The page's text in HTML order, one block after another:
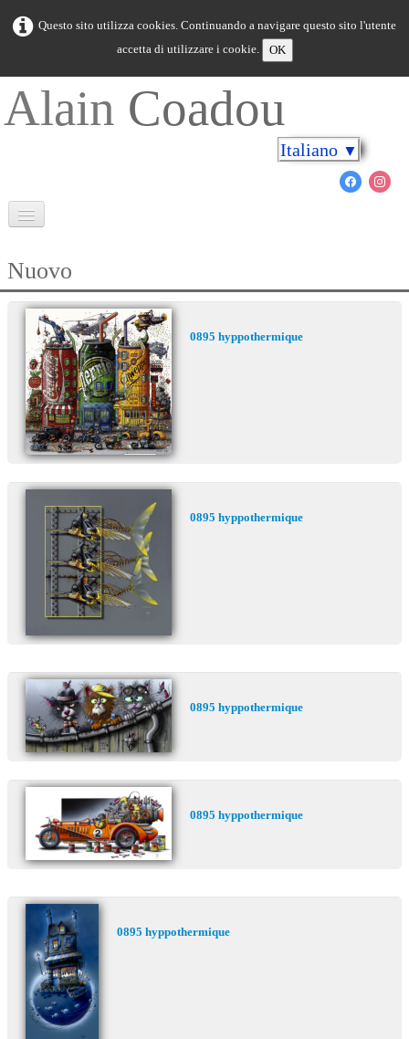
Questo sito utilizza cookies. Continuando a navigare questo sito l'utente
accetta di utilizzare i cookie.
OK
Alain Coadou
Italiano ▼
Bretagna in colori
Capo sulle rive
Il mondo marino
Nuovo
Commander
contatto galleria
Nuovo
0895 hyppothermique
0895 hyppothermique
0895 hyppothermique
0895 hyppothermique
0895 hyppothermique